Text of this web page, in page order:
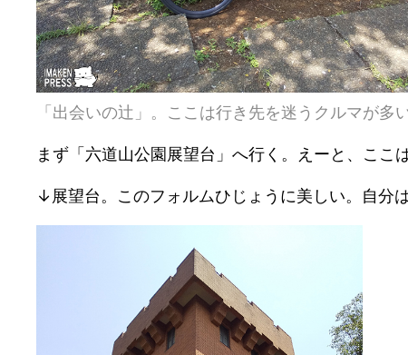
「出会いの辻」。ここは行き先を迷うクルマが多
まず「六道山公園展望台」へ行く。えーと、ここ
↓展望台。このフォルムひじょうに美しい。自分